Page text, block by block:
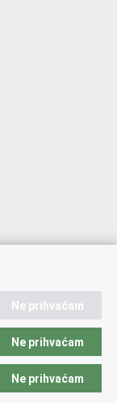
Ne prihvaćam
Ne prihvaćam
Ne prihvaćam